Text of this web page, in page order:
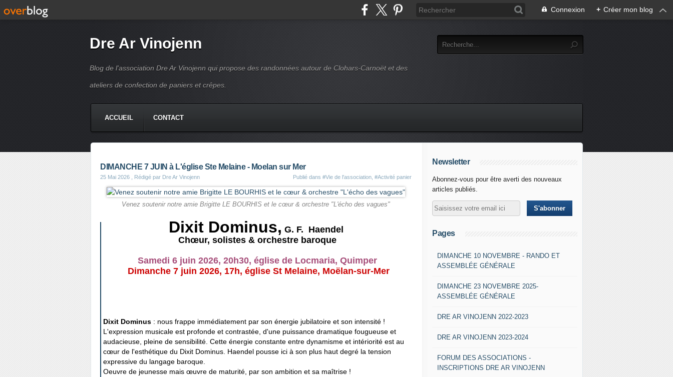
Connexion + Créer mon blog
Dre Ar Vinojenn
Blog de l'association Dre Ar Vinojenn qui propose des randonnées autour de Clohars-Carnoët et des
ateliers de confection de paniers et crêpes.
ACCUEIL CONTACT
DIMANCHE 7 JUIN à L'église Ste Melaine - Moelan sur Mer
25 Mai 2026 , Rédigé par Dre Ar Vinojenn Publié dans #Vie de l'association #Activité panier
Venez soutenir notre amie Brigitte LE BOURHIS et le cœur & orchestre "L'écho des vagues"
Dixit Dominus, G. F. Haendel
Chœur, solistes & orchestre baroque
Samedi 6 juin 2026, 20h30, église de Locmaria, Quimper
Dimanche 7 juin 2026, 17h, église St Melaine, Moëlan-sur-Mer
Dixit Dominus : nous frappe immédiatement par son énergie jubilatoire et son intensité !
L'expression musicale est profonde et contrastée, d'une puissance dramatique fougueuse et
audacieuse, pleine de sensibilité. Cette énergie constante entre dynamisme et intériorité est au
cœur de l'esthétique du Dixit Dominus. Haendel pousse ici à son plus haut degré la tension
expressive du langage baroque.
Oeuvre de jeunesse mais œuvre de maturité, par son ambition et sa maîtrise !
Newsletter
Abonnez-vous pour être averti des nouveaux
articles publiés.
Pages
DIMANCHE 10 NOVEMBRE - RANDO ET
ASSEMBLÉE GÉNÉRALE
DIMANCHE 23 NOVEMBRE 2025-
ASSEMBLÉE GÉNÉRALE
DRE AR VINOJENN 2022-2023
DRE AR VINOJENN 2023-2024
FORUM DES ASSOCIATIONS -
INSCRIPTIONS DRE AR VINOJENN